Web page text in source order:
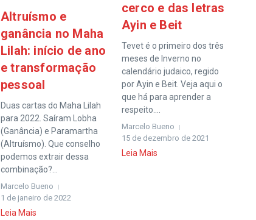
Altruísmo e
ganância no Maha
Lilah: início de ano
e transformação
pessoal
Duas cartas do Maha Lilah
para 2022. Saíram Lobha
(Ganância) e Paramartha
(Altruísmo). Que conselho
podemos extrair dessa
combinação?...
Marcelo Bueno
1 de janeiro de 2022
Leia Mais
cerco e das letras
Ayin e Beit
Tevet é o primeiro dos três
meses de Inverno no
calendário judaico, regido
por Ayin e Beit. Veja aqui o
que há para aprender a
respeito....
Marcelo Bueno
15 de dezembro de 2021
Leia Mais